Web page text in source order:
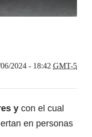
2024 - 18:42 GMT-5
y con el cual
en personas